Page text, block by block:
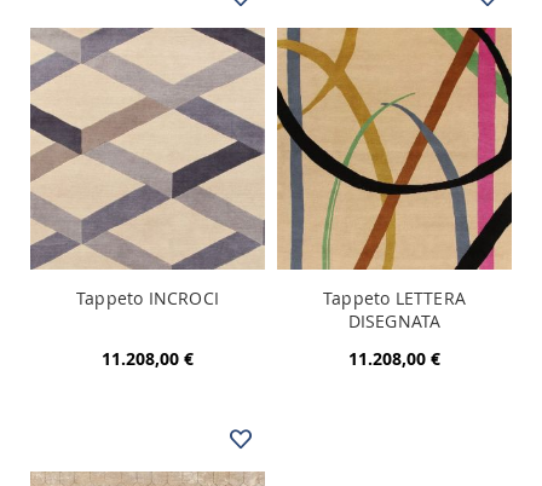
Tappeto INCROCI
11.208,00 €
Tappeto LETTERA
DISEGNATA
11.208,00 €